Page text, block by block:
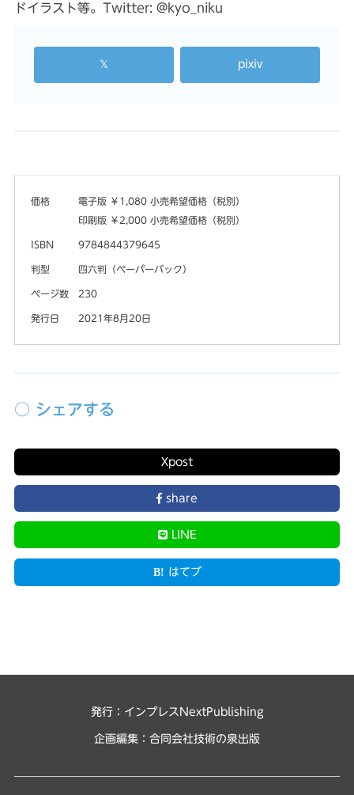
ドイラスト等。Twitter: @kyo_niku
𝕏 pixiv
価格
電子版 ￥1,080 小売希望価格（税別）
印刷版 ￥2,000 小売希望価格（税別）
ISBN 9784844379645
判型 四六判（ペーパーバック）
ページ数 230
発行日 2021年8月20日
○ シェアする
Xpost
share
LINE
はてブ
発行：インプレスNextPublishing
企画編集： 合同会社技術の泉出版